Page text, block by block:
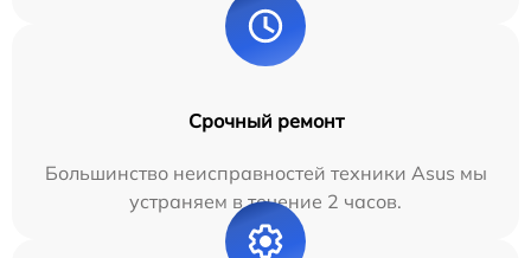
Срочный ремонт
Большинство неисправностей техники Asus мы
устраняем в течение 2 часов.